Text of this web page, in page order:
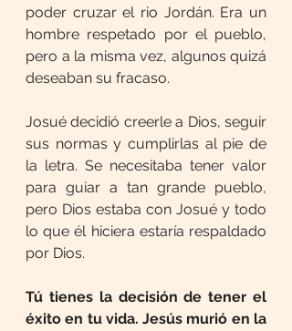
poder cruzar el rio Jordán. Era un
hombre respetado por el pueblo,
pero a la misma vez, algunos quizá
deseaban su fracaso.
Josué decidió creerle a Dios, seguir
sus normas y cumplirlas al pie de
la letra. Se necesitaba tener valor
para guiar a tan grande pueblo,
pero Dios estaba con Josué y todo
lo que él hiciera estaría respaldado
por Dios.
Tú tienes la decisión de tener el
éxito en tu vida. Jesús murió en la